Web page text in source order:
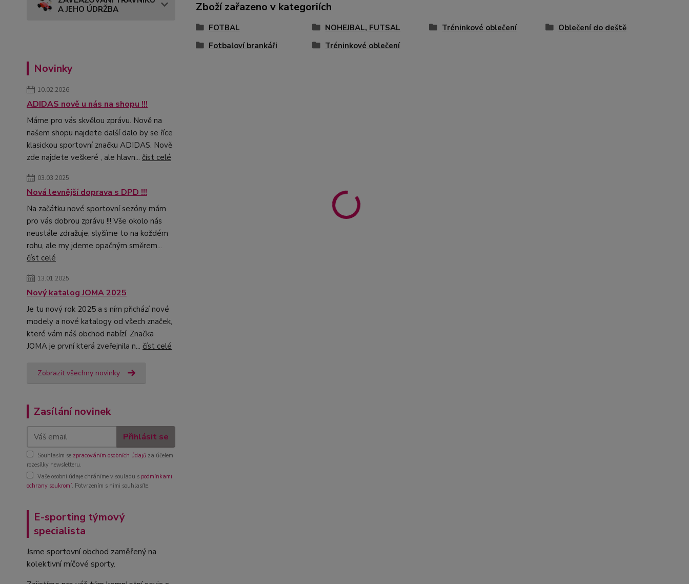
A JEHO ÚDRŽBA
Novinky
10.02.2026
ADIDAS nově u nás na shopu !!!
Máme pro vás skvělou zprávu. Nově na
našem shopu najdete další dalo by se říce
klasickou sportovní značku ADIDAS. Nově
zde najdete veškeré , ale hlavn... číst celé
03.03.2025
Nová levnější doprava s DPD !!!
Na začátku nové sportovní sezóny mám
pro vás dobrou zprávu !!! Vše okolo nás
neustále zdražuje, slyšíme to na koždém
rohu, ale my jdeme opačným směrem...
číst celé
13.01.2025
Nový katalog JOMA 2025
Je tu nový rok 2025 a s ním přichází nové
modely a nové katalogy od všech značek,
které vám náš obchod nabízí. Značka
JOMA je první která zveřejnila n... číst celé
Zobrazit všechny novinky
Zasílání novinek
Přihlásit se
Souhlasím se zpracováním osobních údajů za účelem
rozesílky newsletteru.
Vaše osobní údaje chráníme v souladu s podmínkami
ochrany soukromí. Potvrzením s nimi souhlasíte.
E-sporting týmový
specialista
Jsme sportovní obchod zaměřený na
kolektivní míčové sporty.
Zboží zařazeno v kategoriích
FOTBAL NOHEJBAL, FUTSAL Tréninkové oblečení
Oblečení do deště
Fotbaloví brankáři
Tréninkové oblečení